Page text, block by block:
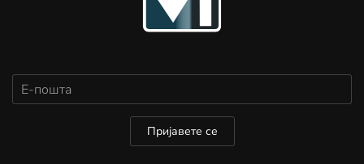
Пријавете се